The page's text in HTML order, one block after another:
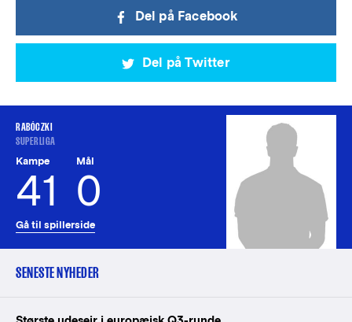
Del på Facebook
Del på Twitter
RABÓCZKI
SUPERLIGA
Kampe
41
Mål
0
Gå til spillerside
SENESTE NYHEDER